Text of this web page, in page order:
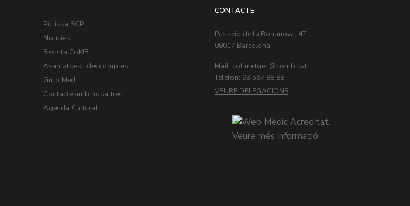
Pòlissa RCP
Notícies
Revista CoMB
Avantatges i descomptes
Grup Med
Contacte amb nosaltres
Agenda Cultural
CONTACTE
Passeig de la Bonanova, 47
08017 Barcelona
Mail: col.metges
Teléfon: 93 567 88 88
VEURE DELEGACIONS